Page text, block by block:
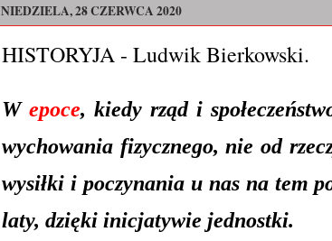
NIEDZIELA, 28 CZERWCA 2020
HISTORYJA - Ludwik Bierkowski.
Wepoce, kiedy rząd i
wychowania fizycznego, nie od
wysiłki i poczynania u nas na tem
laty, dzięki inicjatywie jednostki.